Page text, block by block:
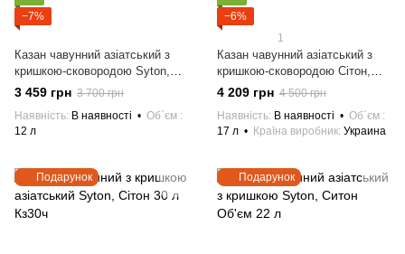
−7%
Казан чавунний азіатський з
кришкою-сковородою Syton,
Сітон Об'єм 12 л
3 459 грн 3 700 грн
Наявність В наявності
Об`єм
12 л
−6%
1
Казан чавунний азіатський з
кришкою-сковородою Сітон,
Syton Об`єм 17 літрів
4 209 грн 4 500 грн
Наявність В наявності
Об`єм
17 л
Країна виробник Украина
Подарунок Подарунок